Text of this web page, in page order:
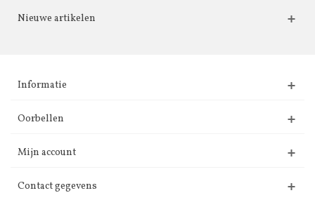
Nieuwe artikelen
Informatie
Oorbellen
Mijn account
Contact gegevens